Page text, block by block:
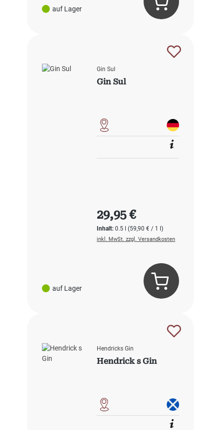
auf Lager
auf Lager
Gin Sul
Gin Sul
Inhalt:0.5 l(59,90 € / 1 l)
Regulärer Preis:
29,95 €
inkl. MwSt. zzgl. Versandkosten
Hendricks Gin
Hendrick s Gin